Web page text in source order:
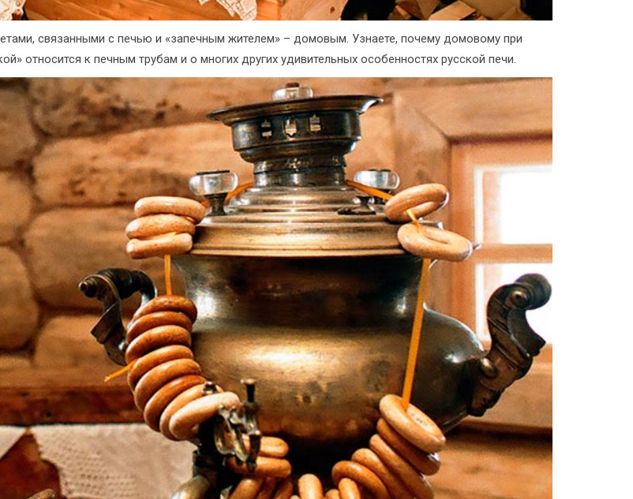
связанными с печью и «запечным жителем» – домовым. Узнаете, почему домовому при
относится к печным трубам и о многих других удивительных особенностях русской печи.